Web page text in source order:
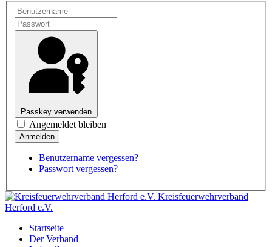
Passkey verwenden
Angemeldet bleiben
Benutzername vergessen?
Passwort vergessen?
Kreisfeuerwehrverband
Herford e.V.
Startseite
Der Verband